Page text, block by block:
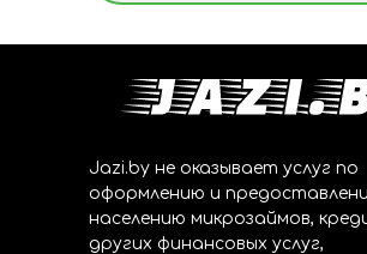
Jazi.by не оказывает услуг по
оформлению и
населению микрозаймов,
других финансовых услуг,